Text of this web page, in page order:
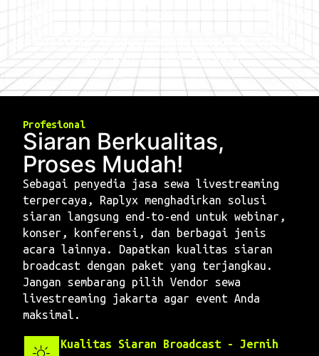
profesional yang lengkap. Kami memastikan
mana pun mereka berada.
Profesional
Siaran Berkualitas,
Proses Mudah!
Sebagai penyedia jasa sewa livestreaming
terpercaya, Raplyx menghadirkan solusi
siaran langsung end-to-end untuk webinar,
konser, konferensi, dan berbagai jenis
acara lainnya. Dapatkan kualitas siaran
broadcast dengan paket yang terjangkau.
Jangan sembarang pilih Vendor sewa
livestreaming jakarta agar event Anda
maksimal.
Kualitas Siaran Broadcast - Jernih